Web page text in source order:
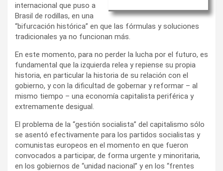
internacional que puso a
Brasil de rodillas, en una
“bifurcación histórica” en que las fórmulas y soluciones
tradicionales ya no funcionan más.
En este momento, para no perder la lucha por el futuro, es
fundamental que la izquierda relea y repiense su propia
historia, en particular la historia de su relación con el
gobierno, y con la dificultad de gobernar y reformar – al
mismo tiempo – una economía capitalista periférica y
extremamente desigual.
El problema de la “gestión socialista” del capitalismo sólo
se asentó efectivamente para los partidos socialistas y
comunistas europeos en el momento en que fueron
convocados a participar, de forma urgente y minoritaria,
en los gobiernos de “unidad nacional” y en los “frentes